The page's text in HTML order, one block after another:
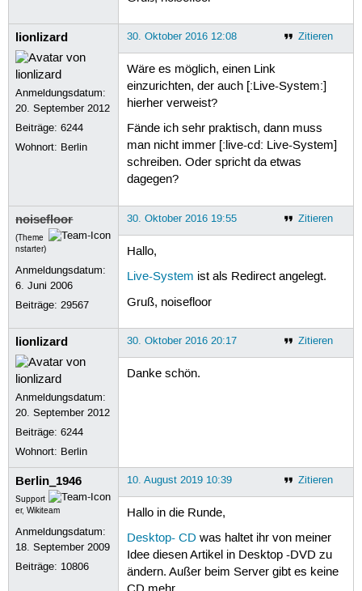
lionlizard
Anmeldungsdatum:
20. September 2012
Beiträge:6244
Wohnort: Berlin
Zitieren
30. Oktober 2016 12:08
Wäre es möglich, einen Link
einzurichten, der auch [:Live-System:]
hierher verweist?
Fände ich sehr praktisch, dann muss
man nicht immer [:live-cd: Live-System]
schreiben. Oder spricht da etwas
dagegen?
noisefloor
(Theme
nstarter)
Anmeldungsdatum:
6. Juni 2006
Beiträge:29567
Zitieren
30. Oktober 2016 19:55
Hallo,
Live-System ist als Redirect angelegt.
Gruß, noisefloor
lionlizard
Anmeldungsdatum:
20. September 2012
Beiträge:6244
Wohnort: Berlin
Zitieren
30. Oktober 2016 20:17
Danke schön.
Berlin_1946
Support
er, Wikiteam
Anmeldungsdatum:
18. September 2009
Beiträge: 10806
Zitieren
10. August 2019 10:39
Hallo in die Runde,
Desktop- CD was haltet ihr von meiner
Idee diesen Artikel in Desktop -DVD zu
ändern. Außer beim Server gibt es keine